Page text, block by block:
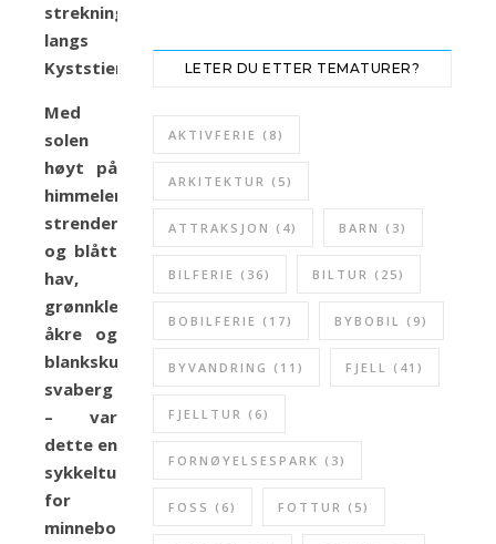
strekningene
langs
Kyststien.
Med
solen
høyt på
himmelen,
strender
og blått
hav,
grønnkledde
åkre og
blankskurte
svaberg
– var
dette en
sykkeltur
for
minneboken.
LETER DU ETTER TEMATURER?
AKTIVFERIE (8)
ARKITEKTUR (5)
ATTRAKSJON (4) BARN (3)
BILFERIE (36) BILTUR (25)
BOBILFERIE (17) BYBOBIL (9)
BYVANDRING (11) FJELL (41)
FJELLTUR (6)
FORNØYELSESPARK (3)
FOSS (6) FOTTUR (5)